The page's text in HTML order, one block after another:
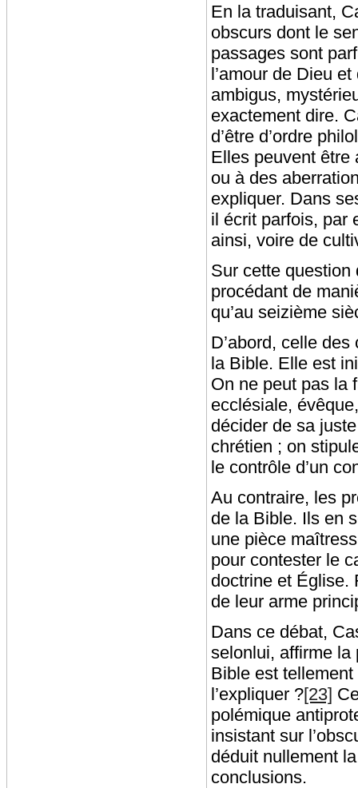
En la traduisant,
obscurs dont le
passages sont
l’amour de Dieu
ambigus,
exactement dire.
d’être d’ordre
Elles peuvent être
ou à des
expliquer. Dans
il écrit parfois, par
ainsi, voire de
Sur cette question
procédant de
qu’au seizième
D’abord, celle
la Bible. Elle est
On ne peut pas la
ecclésiale,
décider de sa
chrétien ; on
le contrôle d’un
Au contraire, les
de la Bible. Ils en
une pièce
pour contester le
doctrine et Église.
de leur arme
Dans ce débat,
selonlui, affirme
Bible est
l’expliquer ?[23]
polémique
insistant sur
déduit nullement
conclusions.